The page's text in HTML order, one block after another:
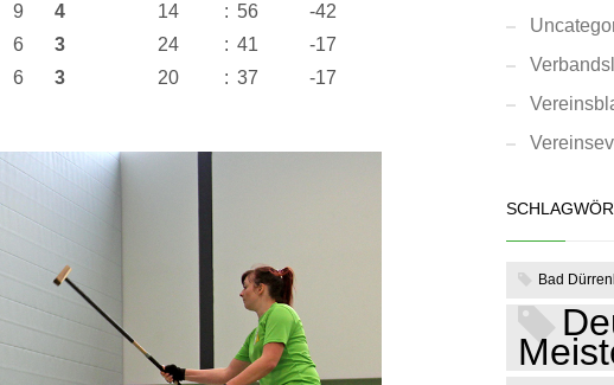
9 4 14 : 56
-42
6 3 24 : 41
-17
6 3 20 : 37 -17
Bad